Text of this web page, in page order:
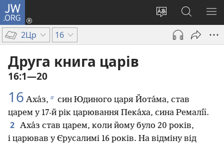
JW.ORG
Змінити
мову
сайту
Увійти
(відкривається
новому
Пошук
на
сайті
2Цр 16
Друга книга царів
16:1—20
16 Аха́з, а син Юдиного царя Йота́ма, став
царем у 17-й рік царювання Пека́ха, сина Ремалı́ї.
2 Аха́з став царем, коли йому було 20 років,
і царював у Єрусалимі 16 років. На відміну від